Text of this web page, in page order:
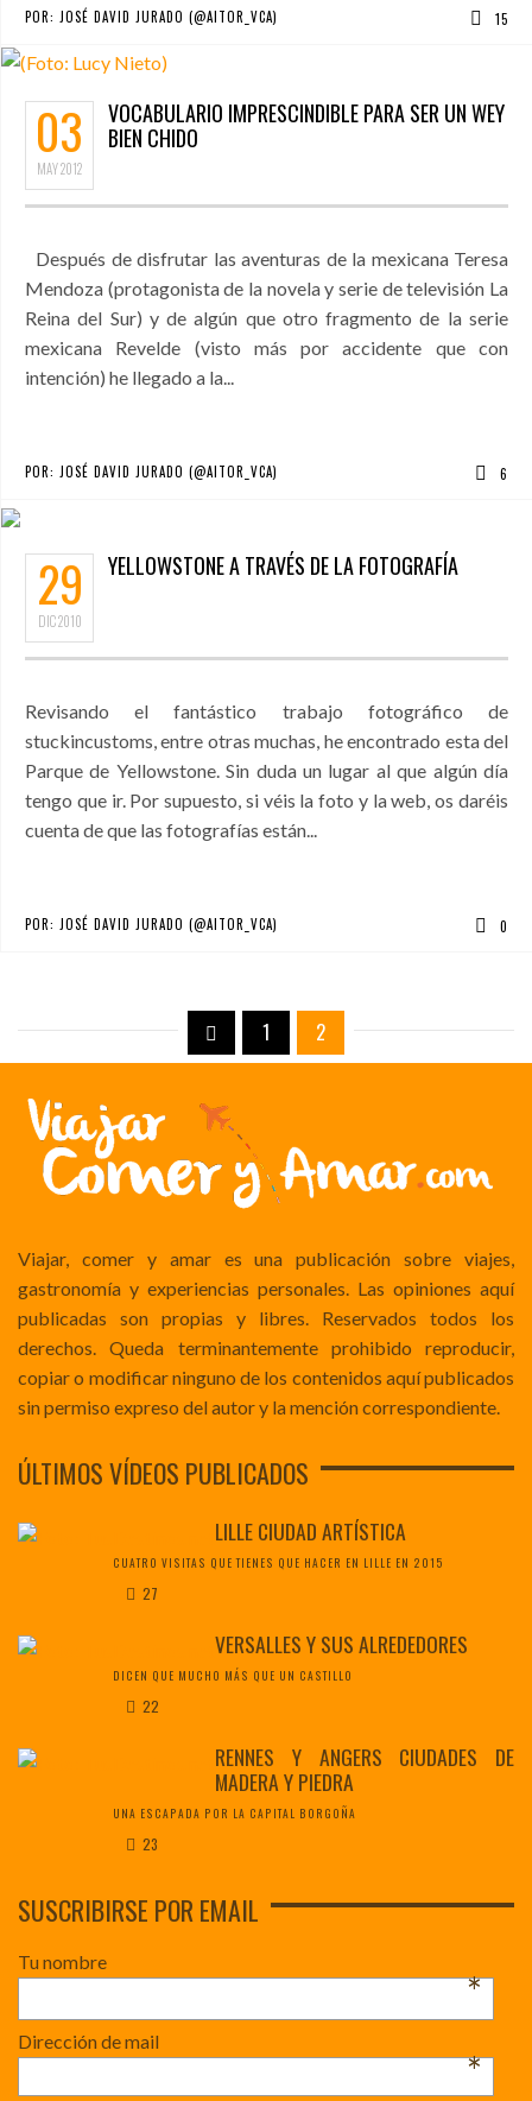
POR: JOSÉ DAVID JURADO (@AITOR_VCA) 15
03
MAY2012
VOCABULARIO IMPRESCINDIBLE PARA SER UN WEY
BIEN CHIDO
Después de disfrutar las aventuras de la mexicana Teresa
Mendoza (protagonista de la novela y serie de televisión La
Reina del Sur) y de algún que otro fragmento de la serie
mexicana Revelde (visto más por accidente que con
intención) he llegado a la...
POR: JOSÉ DAVID JURADO (@AITOR_VCA) 6
29
DIC2010
YELLOWSTONE A TRAVÉS DE LA FOTOGRAFÍA
Revisando el fantástico trabajo fotográfico de
stuckincustoms, entre otras muchas, he encontrado esta del
Parque de Yellowstone. Sin duda un lugar al que algún día
tengo que ir. Por supuesto, si véis la foto y la web, os daréis
cuenta de que las fotografías están...
POR: JOSÉ DAVID JURADO (@AITOR_VCA) 0
1 2
Viajar, comer y amar es una publicación sobre viajes,
gastronomía y experiencias personales. Las opiniones aquí
publicadas son propias y libres. Reservados todos los
derechos. Queda terminantemente prohibido reproducir,
copiar o modificar ninguno de los contenidos aquí publicados
sin permiso expreso del autor y la mención correspondiente.
ÚLTIMOS VÍDEOS PUBLICADOS
LILLE CIUDAD ARTÍSTICA
CUATRO VISITAS QUE TIENES QUE HACER EN LILLE EN 2015
27
VERSALLES Y SUS ALREDEDORES
DICEN QUE MUCHO MÁS QUE UN CASTILLO
22
RENNES Y ANGERS CIUDADES DE
MADERA Y PIEDRA
UNA ESCAPADA POR LA CAPITAL BORGOÑA
23
SUSCRIBIRSE POR EMAIL
Tu nombre
*
Dirección de mail
*